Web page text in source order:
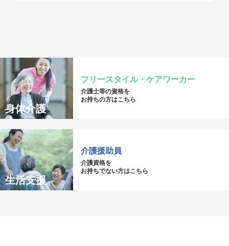
身体介護
フリースタイル・ケアワーカー
介護士等の資格を
お持ちの方はこちら
生活支援
介護援助員
介護資格を
お持ちでない方はこちら